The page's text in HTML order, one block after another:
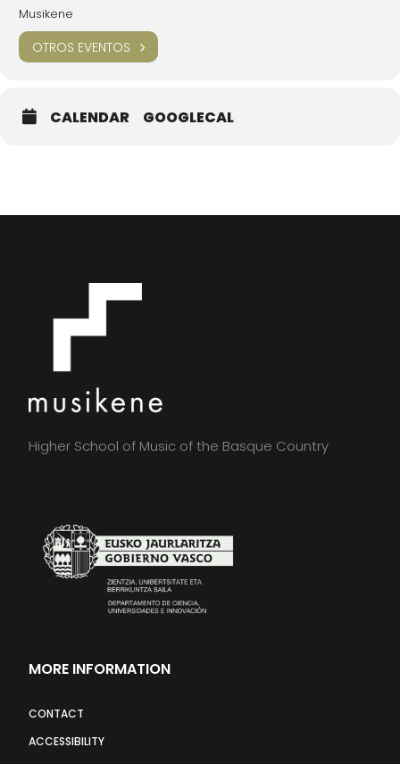
Musikene
OTROS EVENTOS
CALENDAR GOOGLECAL
Higher School of Music of the Basque Country
MORE INFORMATION
CONTACT
ACCESSIBILITY